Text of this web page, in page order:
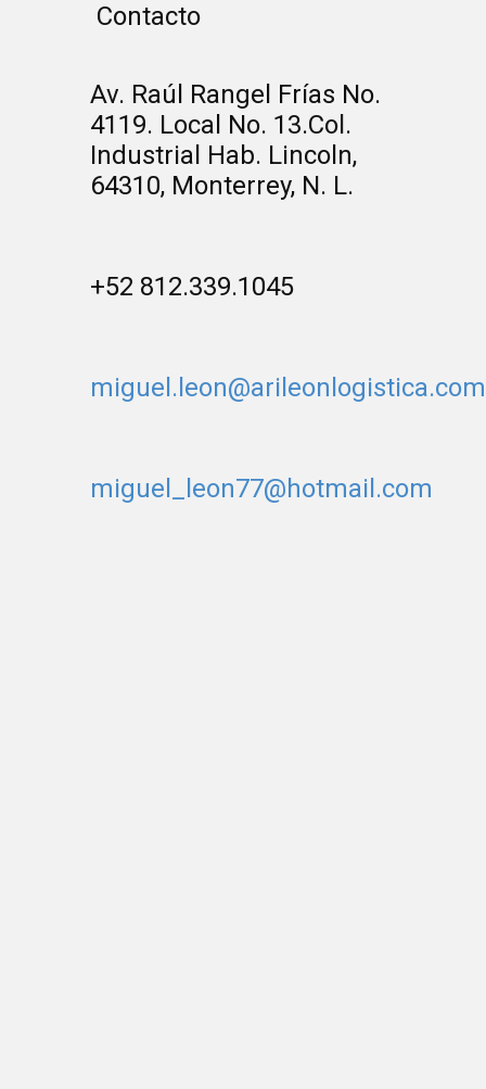
Contacto
Av. Raúl Rangel Frías No.
4119. Local No. 13.Col.
Industrial Hab. Lincoln,
64310, Monterrey, N. L.
+52 812.339.1045
miguel.leon@arileonlogistica.com
miguel_leon77@hotmail.com